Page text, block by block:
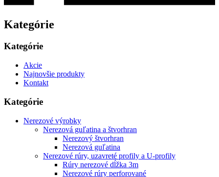
Kategórie
Kategórie
Akcie
Najnovšie produkty
Kontakt
Kategórie
Nerezové výrobky
Nerezová guľatina a štvorhran
Nerezový štvorhran
Nerezová guľatina
Nerezové rúry, uzavreté profily a U-profily
Rúry nerezové dĺžka 3m
Nerezové rúry perforované